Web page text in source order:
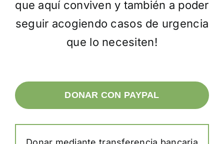
que aquí conviven y también a poder
seguir acogiendo casos de urgencia
que lo necesiten!
DONAR CON PAYPAL